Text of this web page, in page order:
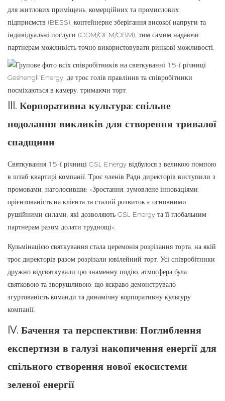
для житлових приміщень, комерційних та промислових
підприємств (BESS), контейнерне зберігання високої напруги та
індивідуальні послуги (ODM/OEM/OBM), тим самим надаючи
партнерам можливість точно використовувати ринкові можливості.
III. Корпоративна культура: спільне
подолання викликів для створення тривалої
спадщини
Святкування 15-ї річниці GSL Energy відбулося з великою помпою
в штаб-квартирі компанії. Троє членів Ради директорів виступили з
промовами, наголосивши: «Зростання, зумовлене інноваціями,
орієнтованість на клієнта та сталий розвиток є основними
рушійними силами, які дозволяють GSL Energy та її глобальним
партнерам разом долати труднощі».
Кульмінацією святкування стала церемонія розрізання торта, на якій
троє директорів разом розрізали ювілейний торт. Усі співробітники
дружно відсвяткували цю знаменну подію; атмосфера була
святковою та зворушливою, що яскраво демонструвало
згуртованість команди та динамічну корпоративну культуру
компанії.
IV. Бачення та перспективи: Поглиблення
експертизи в галузі накопичення енергії для
спільного створення нової екосистеми
зеленої енергії